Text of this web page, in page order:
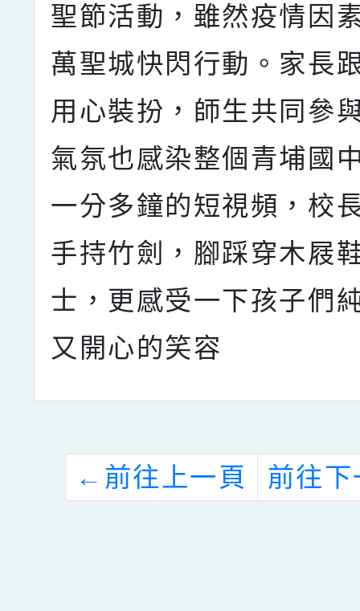
聖節活動，雖然疫情因
萬聖城快閃行動。家長
用心裝扮，師生共同參
氣氛也感染整個青埔國
一分多鐘的短視頻，校
手持竹劍，腳踩穿木屐
士，更感受一下孩子們
又開心的笑容
← 前往上一頁 前往下